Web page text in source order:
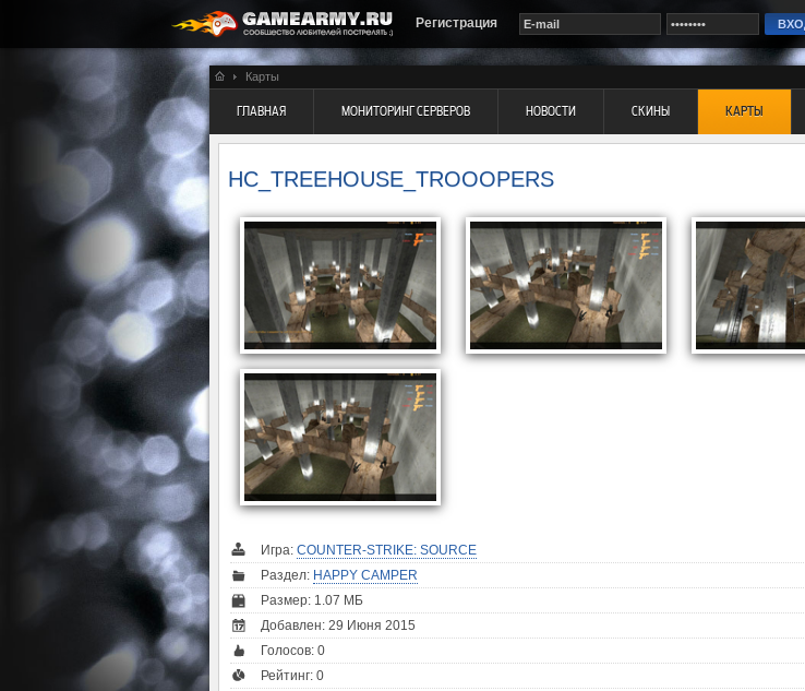
Регистрация
Карты
ГЛАВНАЯ МОНИТОРИНГ СЕРВЕРОВ НОВОСТИ СКИНЫ КАРТЫ
HC_TREEHOUSE_TROOOPERS
Игра: COUNTER-STRIKE: SOURCE
Раздел: HAPPY CAMPER
Размер: 1.07 МБ
Добавлен: 29 Июня 2015
Голосов: 0
Рейтинг: 0